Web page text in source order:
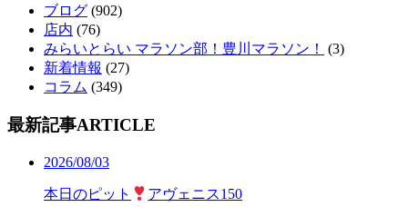
ブログ (902)
店内 (76)
みらいとらい マラソン部！豊川マラソン！
(3)
新着情報 (27)
コラム (349)
最新記事ARTICLE
2026/08/03
本日のピット アヴェニス150